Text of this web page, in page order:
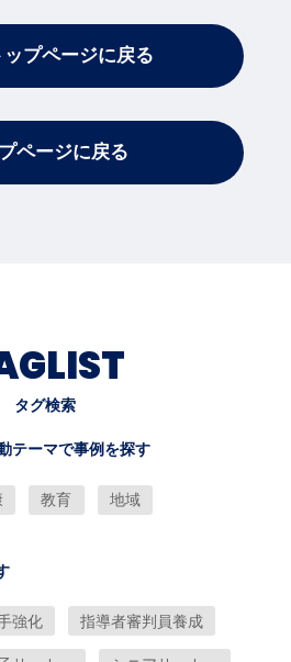
プページに戻る
プページに戻る
タグ検索
テーマで事例を探す
教育 地域
強化 指導者審判員養成